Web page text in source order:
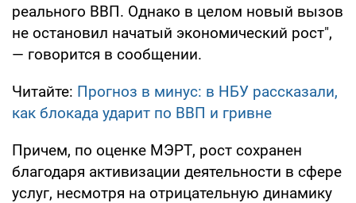
реального ВВП. Однако в целом новый вызов
не остановил начатый экономический рост",
— говорится в сообщении.
Читайте: Прогноз в минус: в НБУ рассказали,
как блокада ударит по ВВП и гривне
Причем, по оценке МЭРТ, рост сохранен
благодаря активизации деятельности в сфере
услуг, несмотря на отрицательную динамику